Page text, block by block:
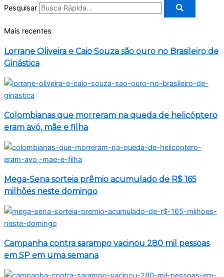
Pesquisar
Mais recentes
Lorrane Oliveira e Caio Souza são ouro no Brasileiro de
Ginástica
Colombianas que morreram na queda de helicóptero
eram avó, mãe e filha
Mega-Sena sorteia prêmio acumulado de R$ 165
milhões neste domingo
Campanha contra sarampo vacinou 280 mil pessoas
em SP em uma semana